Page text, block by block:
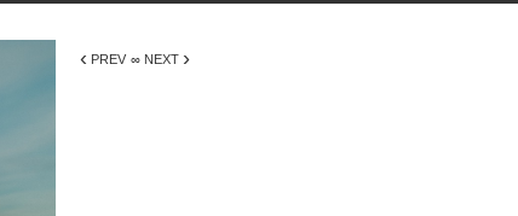
‹ PREV ∞ NEXT ›